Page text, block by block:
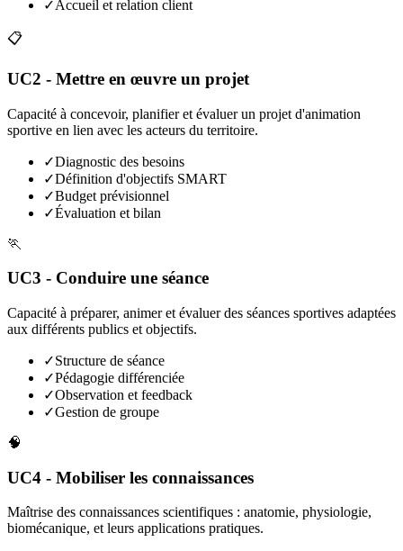
✓Accueil et relation client
📋
UC2 - Mettre en œuvre un projet
Capacité à concevoir, planifier et évaluer un projet d'animation
sportive en lien avec les acteurs du territoire.
✓Diagnostic des besoins
✓Définition d'objectifs SMART
✓Budget prévisionnel
✓Évaluation et bilan
🏃
UC3 - Conduire une séance
Capacité à préparer, animer et évaluer des séances sportives adaptées
aux différents publics et objectifs.
✓Structure de séance
✓Pédagogie différenciée
✓Observation et feedback
✓Gestion de groupe
🧠
UC4 - Mobiliser les connaissances
Maîtrise des connaissances scientifiques : anatomie, physiologie,
biomécanique, et leurs applications pratiques.